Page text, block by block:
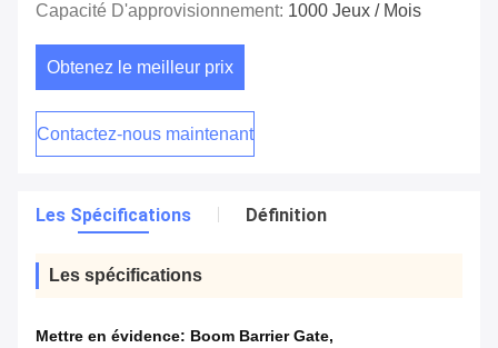
Capacité D'approvisionnement: 1000 Jeux / Mois
Obtenez le meilleur prix
Contactez-nous maintenant
Les Spécifications Définition
Les spécifications
Mettre en évidence: Boom Barrier Gate,